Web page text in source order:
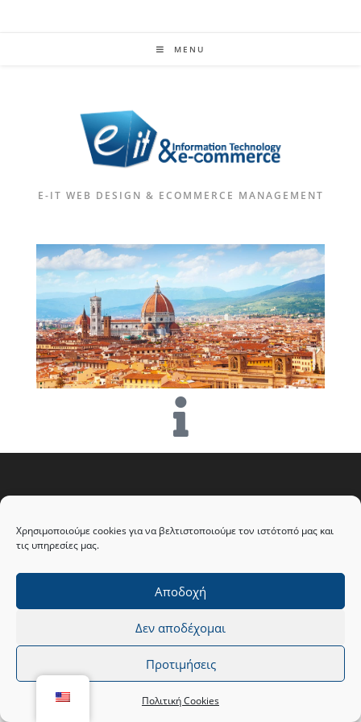
Χρησιμοποιούμε cookies για να βελτιστοποιούμε τον ιστότοπό μας και
τις υπηρεσίες μας.
Αποδοχή
Δεν αποδέχομαι
Προτιμήσεις
Πολιτική Cookies
MENU
E-IT WEB DESIGN & ECOMMERCE MANAGEMENT